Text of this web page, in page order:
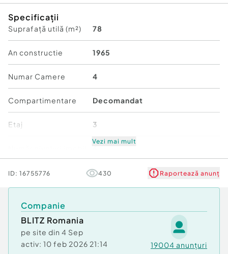
Tip imobil:Bloc de apartamente
Număr Băi:2
Specificații
Suprafață utilă (m²) 78
An constructie 1965
Numar Camere 4
Compartimentare Decomandat
Etaj 3
Stare Bună
Vezi mai mult
ID: 16755776 430 Raportează anunț
Companie
BLITZ Romania
pe site din 4 Sep
activ: 10 feb 2026 21:14 19004 anunțuri